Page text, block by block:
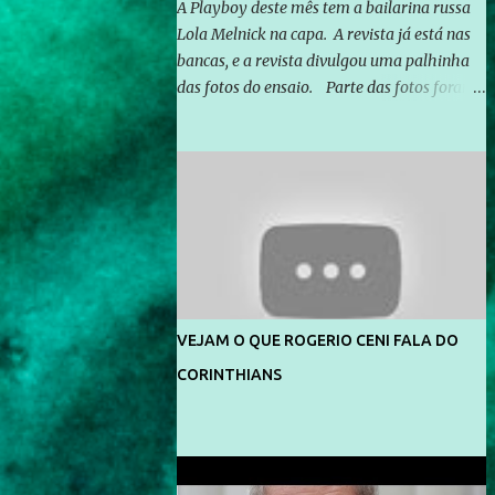
A Playboy deste mês tem a bailarina russa
Lola Melnick na capa. A revista já está nas
bancas, e a revista divulgou uma palhinha
das fotos do ensaio. Parte das fotos foram
divulga capa e primeiras fotos de Lola
Melnick - @aredacao
VEJAM O QUE ROGERIO CENI FALA DO
CORINTHIANS